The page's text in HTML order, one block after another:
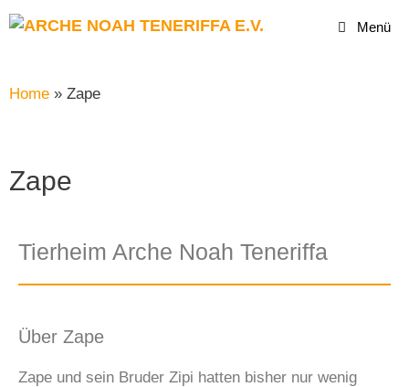
Menü
Home » Zape
Zape
Tierheim Arche Noah Teneriffa
Über Zape
Zape und sein Bruder Zipi hatten bisher nur wenig